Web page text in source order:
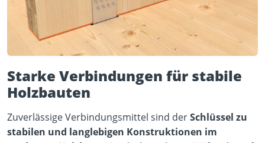
Starke Verbindungen für stabile
Holzbauten
Zuverlässige Verbindungsmittel sind derSchlüssel zu
stabilen und langlebigen Konstruktionen im